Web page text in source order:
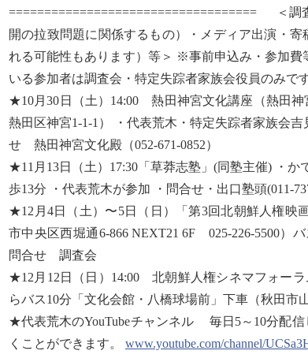
=================================== ＜
開の拉致問題に関係するもの）・メディア出演・
れる可能性もあります）等＞ ※事前申込み・参加
いる参加者は調査会・特定失踪者家族会役員のみです
★10月30日（土）14:00 熱田神宮文化講座（熱田
熱田区神宮1-1-1） ・代表荒木・特定失踪者家族会
せ 熱田神宮文化殿（052-671-0852）
★11月13日（土）17:30「草莽志塾」(同塾主催) ・
歩13分 ・代表荒木が参加 ・問合せ・出口塾頭
★12月4日（土）〜5日（日）「第3回北朝鮮人権
市中央区西堀通6-866 NEXT21 6F 025-226-5500）
問合せ 調査会
★12月12日（日）14:00 北朝鮮人権シネマフォー
らバス10分「文化会館・八橋球場前」下車（秋田市
★代表荒木のYouTubeチャンネル 毎日5～10分配信
くことができます。 www.youtube.com/channel/